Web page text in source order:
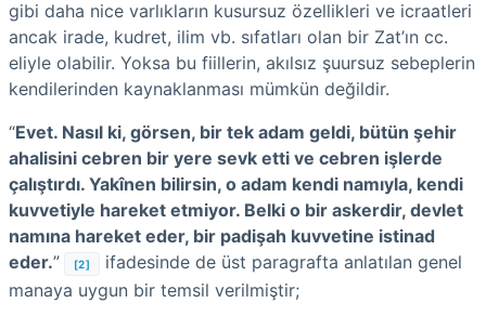
gibi daha nice varlıkların kusursuz özellikleri ve icraatleri
ancak irade, kudret, ilim vb. sıfatları olan bir Zat’ın cc.
eliyle olabilir. Yoksa bu fiillerin, akılsız şuursuz sebeplerin
kendilerinden kaynaklanması mümkün değildir.
“Evet. Nasıl ki, görsen, bir tek adam geldi, bütün şehir
ahalisini cebren bir yere sevk etti ve cebren işlerde
çalıştırdı. Yakînen bilirsin, o adam kendi namıyla, kendi
kuvvetiyle hareket etmiyor. Belki o bir askerdir, devlet
namına hareket eder, bir padişah kuvvetine istinad
eder.” [2]
ifadesinde de üst paragrafta anlatılan genel
manaya uygun bir temsil verilmiştir;